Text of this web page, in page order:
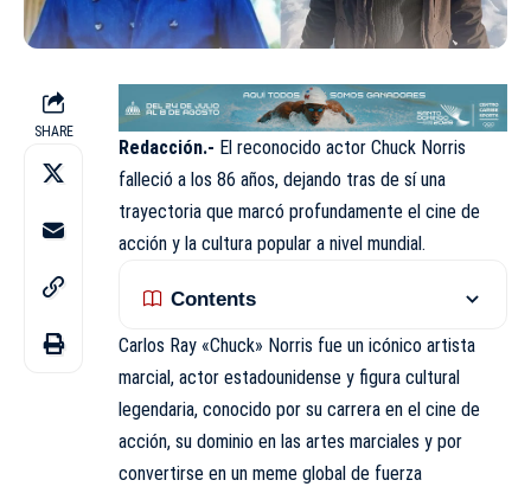
SHARE
Redacción.- El reconocido actor Chuck Norris
falleció a los 86 años, dejando tras de sí una
trayectoria que marcó profundamente el cine de
acción y la cultura popular a nivel mundial.
Contents
Carlos Ray «Chuck» Norris fue un icónico artista
marcial, actor estadounidense y figura cultural
legendaria, conocido por su carrera en el cine de
acción, su dominio en las artes marciales y por
convertirse en un meme global de fuerza